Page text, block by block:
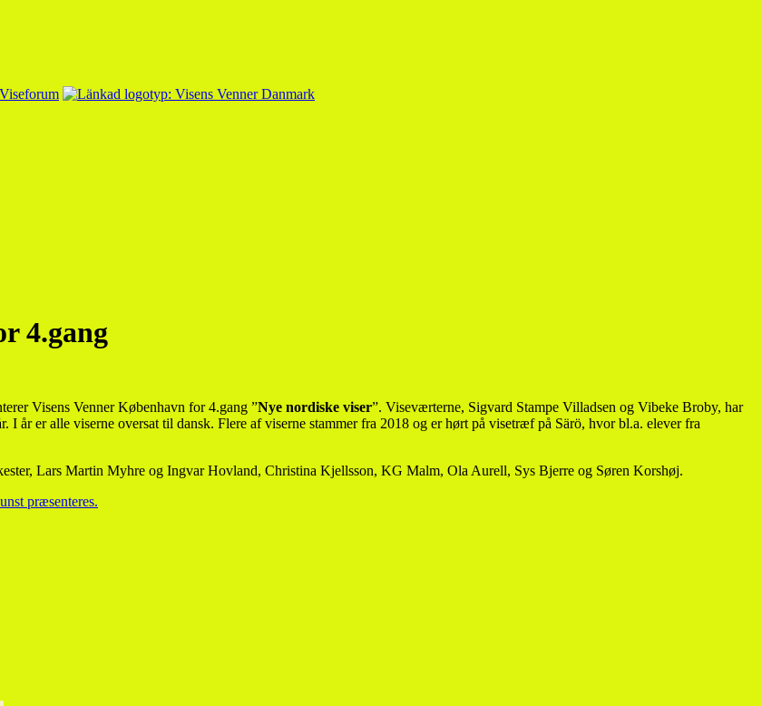
4.gang
Visens Venner København for 4.gang ”Nye nordiske viser”. Viseværterne, Sigvard Stampe Villadsen og Vibeke Broby, har
I år er alle viserne oversat til dansk. Flere af viserne stammer fra 2018 og er hørt på visetræf på Särö, hvor bl.a. elever fra
Lars Martin Myhre og Ingvar Hovland, Christina Kjellsson, KG Malm, Ola Aurell, Sys Bjerre og Søren Korshøj.
præsenteres.